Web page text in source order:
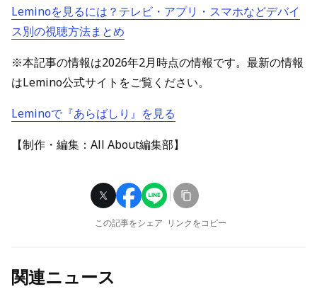
Leminoを見るには？テレビ・アプリ・スマホなどデバイ
ス別の視聴方法まとめ
※本記事の情報は2026年2月時点の情報です。最新の情報
はLemino公式サイトをご覧ください。
Leminoで『あらばしり』を見る
【制作・編集：All About編集部】
この記事をシェア リンクをコピー
関連ニュース